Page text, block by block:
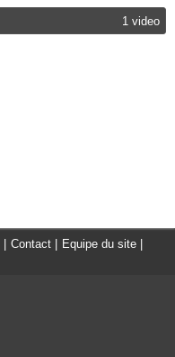
1 video
Contact Equipe du site